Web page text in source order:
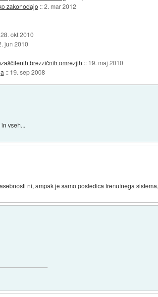
zakonodajo ::2. mar 2012
28. okt 2010
jun 2010
brezžičnih omrežjih :: 19. maj 2010
:: 19. sep 2008
vseh...
ni, ampak je samo posledica trenutnega